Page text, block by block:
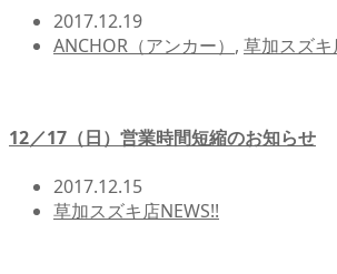
2017.12.19
ANCHOR（アンカー） , 草加スズキ
12／17（日）営業時間短縮のお知らせ
2017.12.15
草加スズキ店NEWS!!